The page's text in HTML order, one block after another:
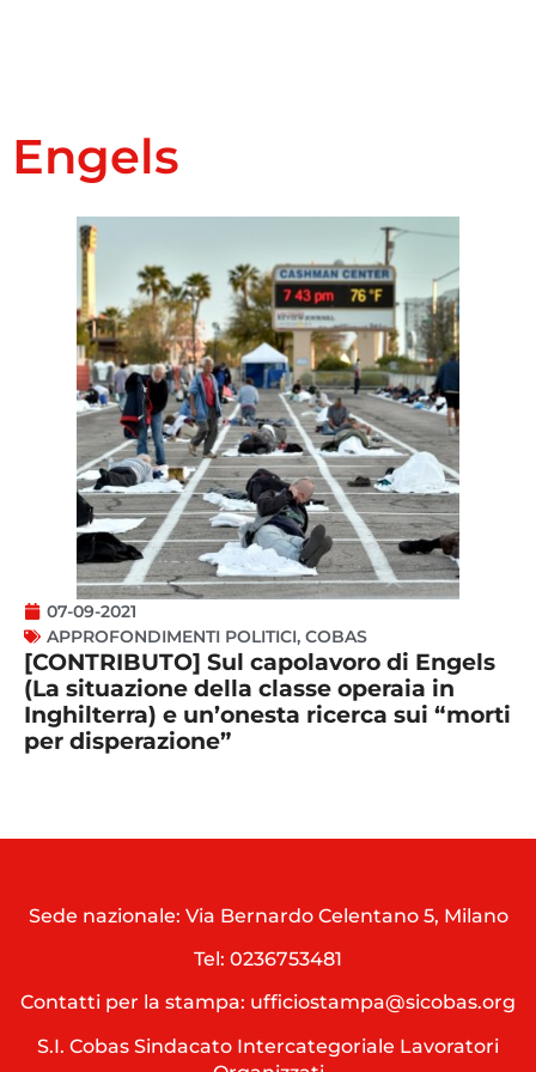
Engels
07-09-2021
APPROFONDIMENTI POLITICI, COBAS
[CONTRIBUTO] Sul capolavoro di Engels
(La situazione della classe operaia in
Inghilterra) e un’onesta ricerca sui “morti
per disperazione”
Sede nazionale: Via Bernardo Celentano 5, Milano
Tel: 0236753481
Contatti per la stampa: ufficiostampa@sicobas.org
S.I. Cobas Sindacato Intercategoriale Lavoratori